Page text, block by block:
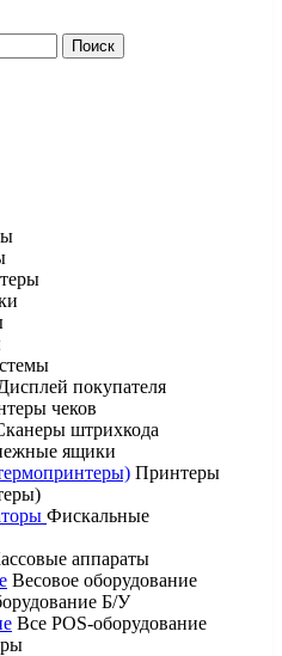
покупателя
чеков
штрихкода
ящики
Принтеры
Фискальные
аппараты
Весовое оборудование
Б/У
Все POS-оборудование